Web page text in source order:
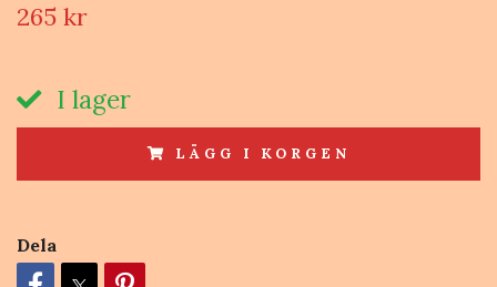
265 kr
I lager
LÄGG I KORGEN
Dela